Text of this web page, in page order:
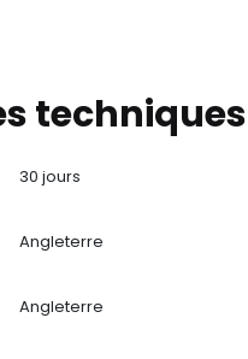
techniques
30 jours
Angleterre
Angleterre